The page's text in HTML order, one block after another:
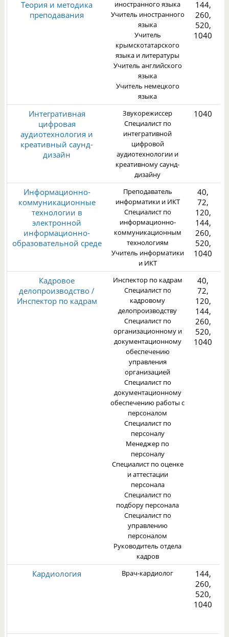
Теория и методика
преподавания
иностранного языка
Учитель иностранного
языка
Учитель
крымскотатарского
языка и литературы
Учитель английского
языка
Учитель немецкого
языка
144,
260,
520,
1040
Интегративная
цифровая
аудиотехнология и
креативный саунд-
дизайн
Звукорежиссер
Специалист по
интегративной
цифровой
аудиотехнологии и
креативному саунд-
дизайну
1040
Информационно-
коммуникационные
технологии в
электронной
информационно-
образовательной среде
Преподаватель
информатики и ИКТ
Специалист по
информационно-
коммуникационным
технологиям
Учитель информатики
и ИКТ
40,
72,
120,
144,
260,
520,
1040
Кадровое
делопроизводство /
Инспектор по кадрам
Инспектор по кадрам
Специалист по
кадровому
делопроизводству
Специалист по
организационному и
документационному
обеспечению
управления
организацией
Специалист по
документационному
обеспечению работы с
персоналом
Специалист по
персоналу
Менеджер по
персоналу
Специалист по оценке
и аттестации
персонала
Специалист по
подбору персонала
Специалист по
управлению
персоналом
Руководитель отдела
кадров
40,
72,
120,
144,
260,
520,
1040
Кардиология Врач-кардиолог
144,
260,
520,
1040